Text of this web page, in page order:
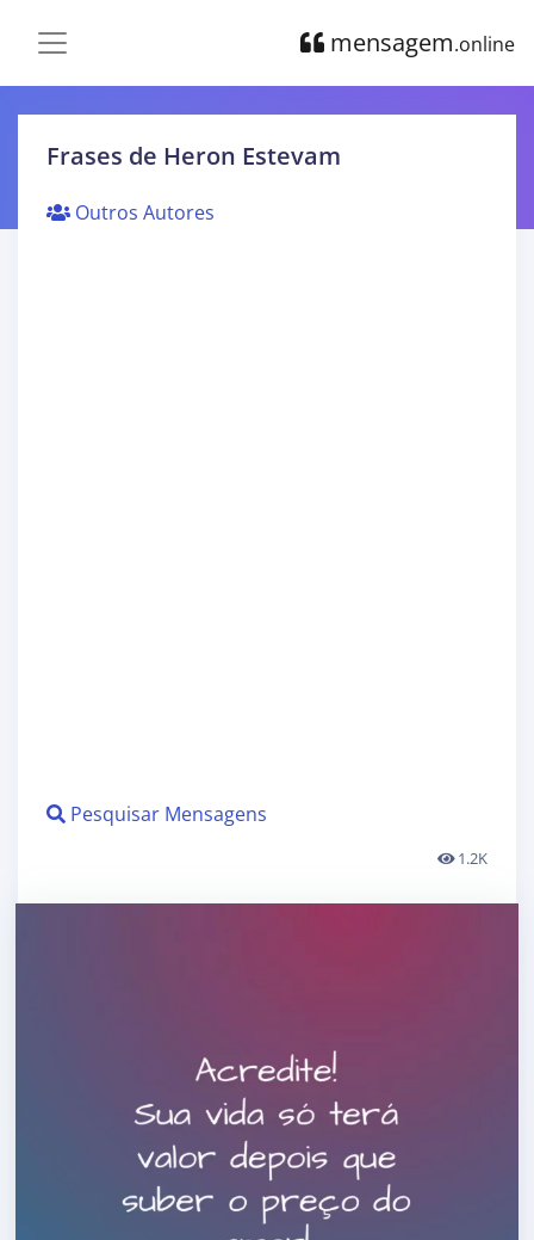
mensagem.online
Frases de Heron Estevam
Outros Autores
Pesquisar Mensagens
1.2K